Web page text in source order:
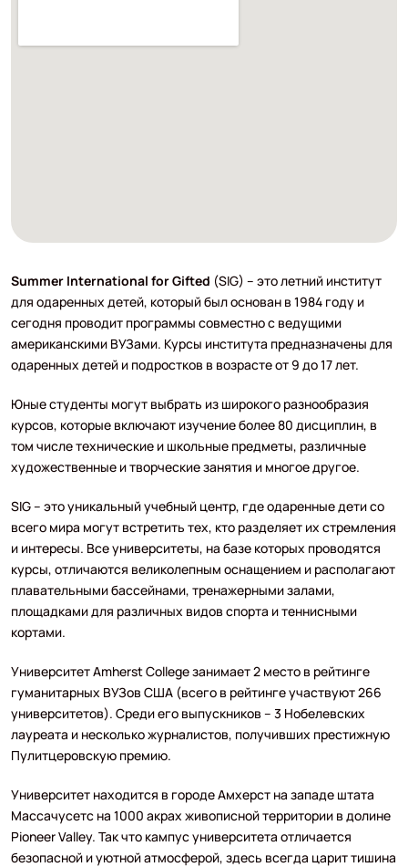
Summer International for Gifted (SIG) – это летний институт
для одаренных детей, который был основан в 1984 году и
сегодня проводит программы совместно с ведущими
американскими ВУЗами. Курсы института предназначены для
одаренных детей и подростков в возрасте от 9 до 17 лет.
Юные студенты могут выбрать из широкого разнообразия
курсов, которые включают изучение более 80 дисциплин, в
том числе технические и школьные предметы, различные
художественные и творческие занятия и многое другое.
SIG – это уникальный учебный центр, где одаренные дети со
всего мира могут встретить тех, кто разделяет их стремления
и интересы. Все университеты, на базе которых проводятся
курсы, отличаются великолепным оснащением и располагают
плавательными бассейнами, тренажерными залами,
площадками для различных видов спорта и теннисными
кортами.
Университет Amherst College занимает 2 место в рейтинге
гуманитарных ВУЗов США (всего в рейтинге участвуют 266
университетов). Среди его выпускников – 3 Нобелевских
лауреата и несколько журналистов, получивших престижную
Пулитцеровскую премию.
Университет находится в городе Амхерст на западе штата
Массачусетс на 1000 акрах живописной территории в долине
Pioneer Valley. Так что кампус университета отличается
безопасной и уютной атмосферой, здесь всегда царит тишина